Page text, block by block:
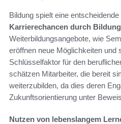
Bildung spielt eine
Karrierechancen durch Bildung
Weiterbildungsangebote, wie
eröffnen neue Möglichkeiten und
Schlüsselfaktor für den
schätzen Mitarbeiter, die bereit
weiterzubilden, da dies deren
Zukunftsorientierung unter
Nutzen von lebenslangem